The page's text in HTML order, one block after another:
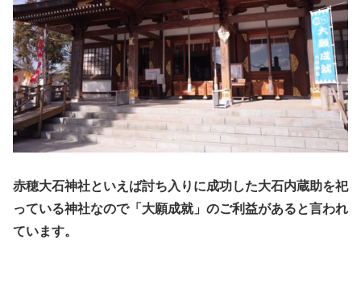
赤穂大石神社といえば討ち入りに成功した大石内蔵助を祀
っている神社なので「大願成就」のご利益があると言われ
ています。